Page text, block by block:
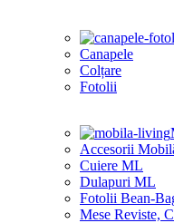
Canapele
Colțare
Fotolii
Accesorii
Cuiere ML
Dulapuri ML
Fotolii Bean-
Mese Reviste,